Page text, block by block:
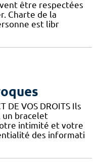
être respectées
Charte de la
est libr
DE VOS DROITS Ils
un bracelet
intimité et votre
des informati